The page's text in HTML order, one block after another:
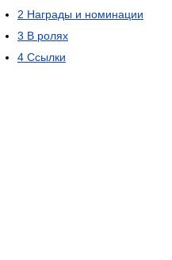
2 Награды и номинации
3 В ролях
4 Ссылки